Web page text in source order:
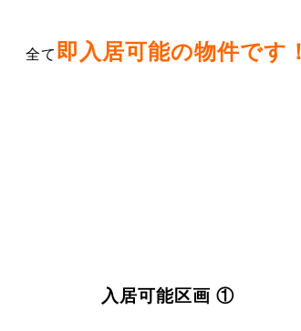
全て 即入居可能の物件です！
入居可能区画 ①